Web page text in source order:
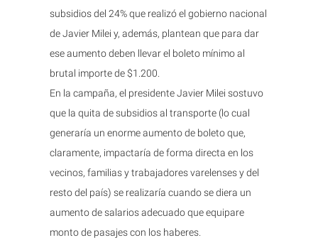
subsidios del 24% que realizó el gobierno nacional
de Javier Milei y, además, plantean que para dar
ese aumento deben llevar el boleto mínimo al
brutal importe de $1.200.
En la campaña, el presidente Javier Milei sostuvo
que la quita de subsidios al transporte (lo cual
generaría un enorme aumento de boleto que,
claramente, impactaría de forma directa en los
vecinos, familias y trabajadores varelenses y del
resto del país) se realizaría cuando se diera un
aumento de salarios adecuado que equipare
monto de pasajes con los haberes.